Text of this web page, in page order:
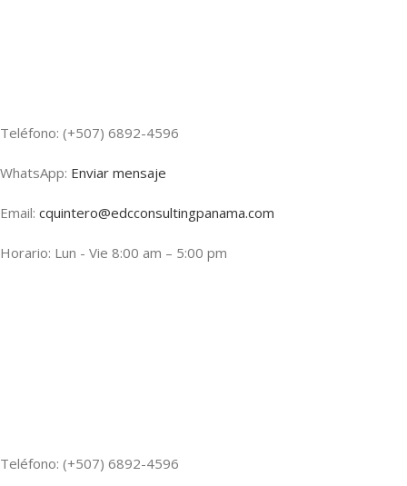
Teléfono: (+507) 6892-4596
WhatsApp: Enviar mensaje
Email: cquintero@edcconsultingpanama.com
Horario: Lun - Vie 8:00 am – 5:00 pm
Teléfono: (+507) 6892-4596